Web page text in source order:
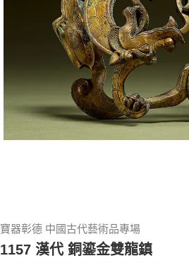
寶器彰德 中國古代藝術品專場
1157 漢代 銅鎏金雙龍鎮